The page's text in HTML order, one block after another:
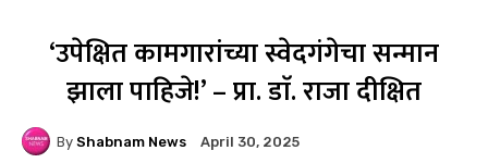
‘उपेक्षित कामगारांच्या स्वेदगंगेचा सन्मान
झाला पाहिजे!’ – प्रा. डाॅ. राजा दीक्षित
By Shabnam News April 30, 2025